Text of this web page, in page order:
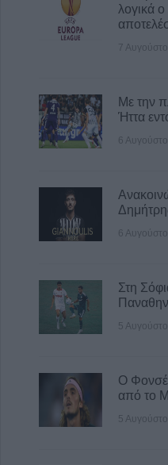
Προγραμματισμένες
ηλεκτροδότησης
Ιτέα, Άγιο Γεώργιο,
λογικά
7
Με την
Ήττα
6
6
Στη
5
Ο
από το
5